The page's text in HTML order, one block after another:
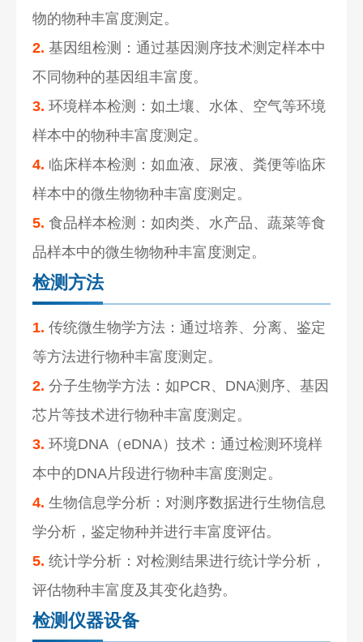
物的物种丰富度测定。
2. 基因组检测：通过基因测序技术测定样本中
不同物种的基因组丰富度。
3. 环境样本检测：如土壤、水体、空气等环境
样本中的物种丰富度测定。
4. 临床样本检测：如血液、尿液、粪便等临床
样本中的微生物物种丰富度测定。
5. 食品样本检测：如肉类、水产品、蔬菜等食
品样本中的微生物物种丰富度测定。
检测方法
1. 传统微生物学方法：通过培养、分离、鉴定
等方法进行物种丰富度测定。
2. 分子生物学方法：如PCR、DNA测序、基因
芯片等技术进行物种丰富度测定。
3. 环境DNA（eDNA）技术：通过检测环境样
本中的DNA片段进行物种丰富度测定。
4. 生物信息学分析：对测序数据进行生物信息
学分析，鉴定物种并进行丰富度评估。
5. 统计学分析：对检测结果进行统计学分析，
评估物种丰富度及其变化趋势。
检测仪器设备